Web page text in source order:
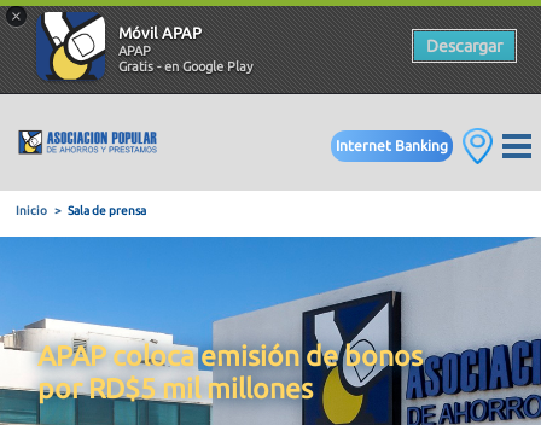
×
Móvil APAP
APAP
Gratis - en Google Play
Descargar
Internet Banking
APAP coloca emisión de bonos
por RD$5 mil millones